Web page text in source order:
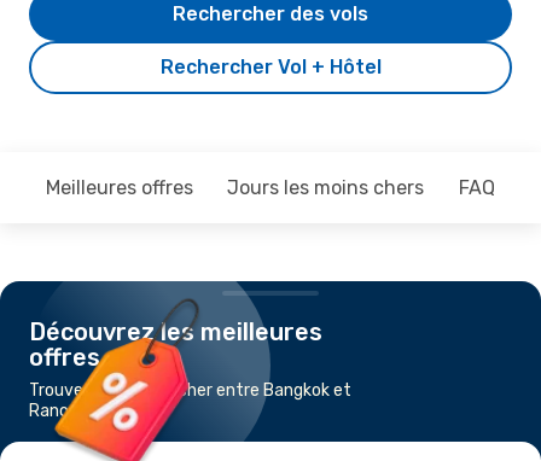
Rechercher Vol + Hôtel
Rechercher des vols
Meilleures offres Jours les moins chers FAQ
Découvrez les meilleures
offres
Trouvez un vol pas cher entre Bangkok et
Ranong